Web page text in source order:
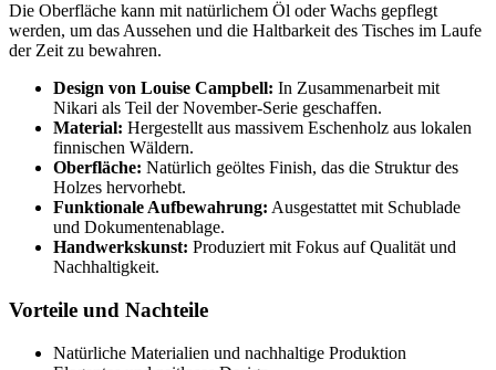
Die Oberfläche kann mit natürlichem Öl oder Wachs gepflegt
werden, um das Aussehen und die Haltbarkeit des Tisches im Laufe
der Zeit zu bewahren.
Design von Louise Campbell: In Zusammenarbeit mit
Nikari als Teil der November-Serie geschaffen.
Material: Hergestellt aus massivem Eschenholz aus lokalen
finnischen Wäldern.
Oberfläche: Natürlich geöltes Finish, das die Struktur des
Holzes hervorhebt.
Funktionale Aufbewahrung: Ausgestattet mit Schublade
und Dokumentenablage.
Handwerkskunst: Produziert mit Fokus auf Qualität und
Nachhaltigkeit.
Vorteile und Nachteile
Natürliche Materialien und nachhaltige Produktion